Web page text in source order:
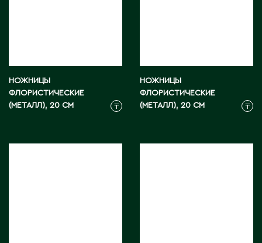
Сатпаев
НОЖНИЦЫ
ФЛОРИСТИЧЕСКИЕ
(МЕТАЛЛ), 20 СМ
₸
НОЖНИЦЫ
ФЛОРИСТИЧЕСКИЕ
(МЕТАЛЛ), 20 СМ
₸